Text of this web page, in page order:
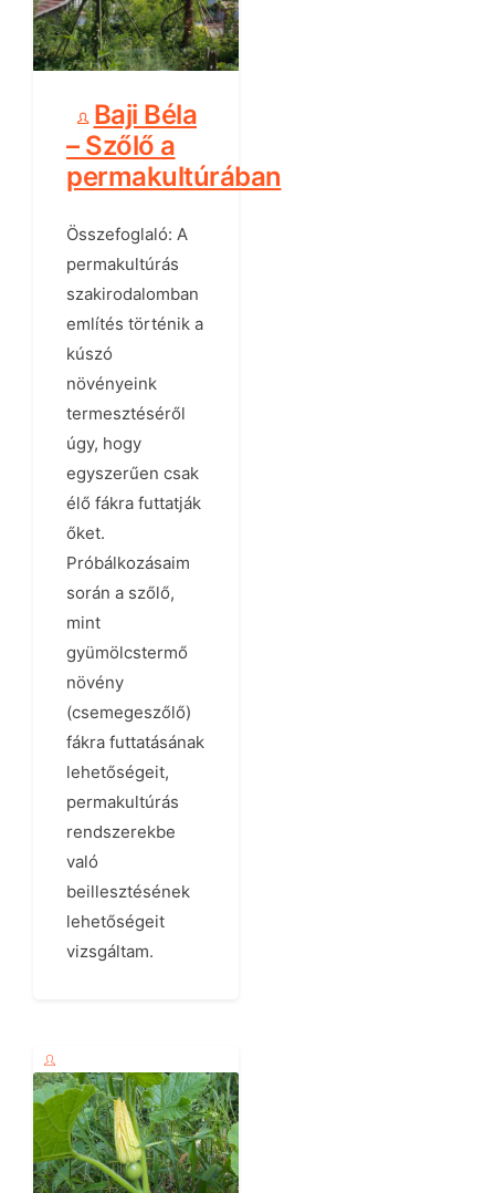
Baji Béla
– Szőlő a
permakultúrában
Összefoglaló: A
permakultúrás
szakirodalomban
említés történik a
kúszó
növényeink
termesztéséről
úgy, hogy
egyszerűen csak
élő fákra futtatják
őket.
Próbálkozásaim
során a szőlő,
mint
gyümölcstermő
növény
(csemegeszőlő)
fákra futtatásának
lehetőségeit,
permakultúrás
rendszerekbe
való
beillesztésének
lehetőségeit
vizsgáltam.